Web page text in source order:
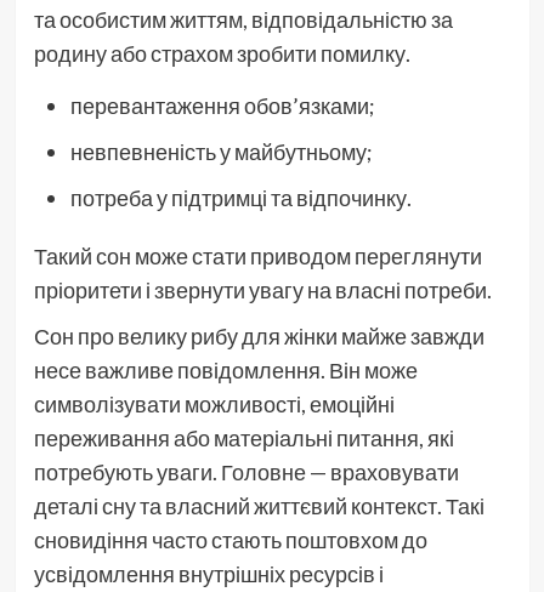
та особистим життям, відповідальністю за
родину або страхом зробити помилку.
перевантаження обов’язками;
невпевненість у майбутньому;
потреба у підтримці та відпочинку.
Такий сон може стати приводом переглянути
пріоритети і звернути увагу на власні потреби.
Сон про велику рибу для жінки майже завжди
несе важливе повідомлення. Він може
символізувати можливості, емоційні
переживання або матеріальні питання, які
потребують уваги. Головне — враховувати
деталі сну та власний життєвий контекст. Такі
сновидіння часто стають поштовхом до
усвідомлення внутрішніх ресурсів і